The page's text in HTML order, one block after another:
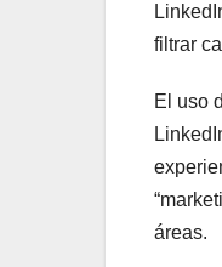
filtrar
El uso
áreas.